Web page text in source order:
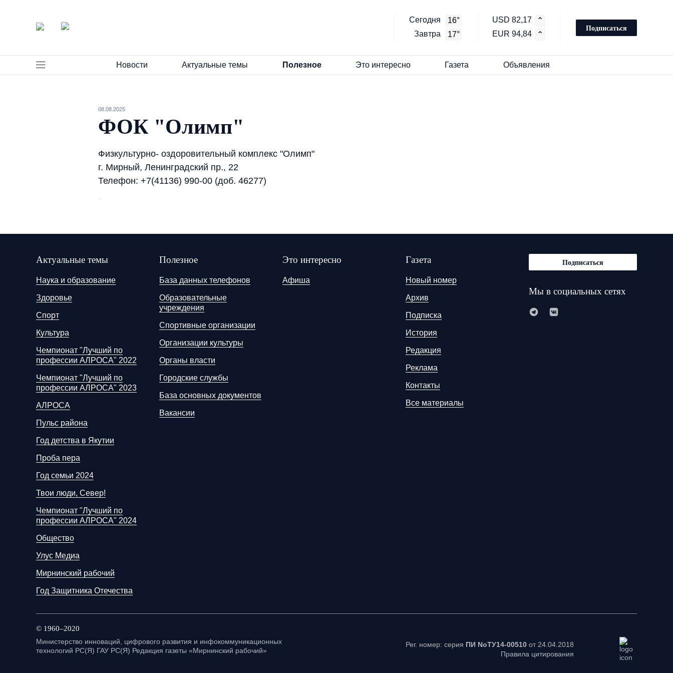
Сегодня
16°
Завтра
17°
USD 82,17
⌃
EUR 94,84
⌃
Подписаться
Новости Актуальные темы Полезное Это интересно Газета Объявления
08.08.2025
ФОК "Олимп"
Физкультурно- оздоровительный комплекс "Олимп"
г. Мирный, Ленинградский пр., 22
Телефон: +7(41136) 990-00 (доб. 46277)
Актуальные темы
Наука и образование
Здоровье
Спорт
Культура
Чемпионат "Лучший по
профессии АЛРОСА" 2022
Чемпионат "Лучший по
профессии АЛРОСА" 2023
АЛРОСА
Пульс района
Год детства в Якутии
Проба пера
Год семьи 2024
Твои люди, Север!
Чемпионат "Лучший по
профессии АЛРОСА" 2024
Общество
Улус Медиа
Мирнинский рабочий
Год Защитника Отечества
Полезное
База данных телефонов
Образовательные
учреждения
Спортивные организации
Организации культуры
Органы власти
Городские службы
База основных документов
Вакансии
Это интересно
Афиша
Газета
Новый номер
Архив
Подписка
История
Редакция
Реклама
Контакты
Все материалы
Подписаться
Мы в социальных сетях
© 1960–2020
Министерство инноваций, цифрового развития и инфокоммуникационных
технологий РС(Я) ГАУ РС(Я) Редакция газеты «Мирнинский рабочий»
Рег. номер: серия ПИ NoТУ14-00510 от 24.04.2018
Правила цитирования